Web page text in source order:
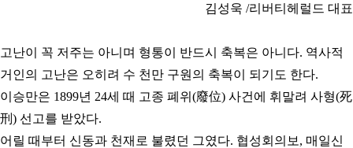
김성욱 /리버티헤럴드 대표
고난이 꼭 저주는 아니며 형통이 반드시 축복은 아니다. 역사적
거인의 고난은 오히려 수 천만 구원의 축복이 되기도 한다.
이승만은 1899년 24세 때 고종 폐위(廢位) 사건에 휘말려 사형(死
刑) 선고를 받았다.
어릴 때부터 신동과 천재로 불렸던 그였다. 협성회의보, 매일신